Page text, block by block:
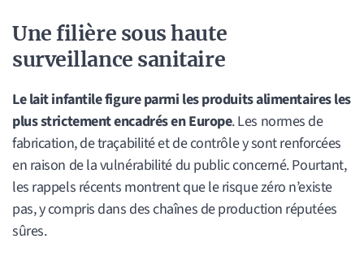
Une filière sous haute
surveillance sanitaire
Le lait infantile figure parmi les produits alimentaires les
plus strictement encadrés en Europe. Les normes de
fabrication, de traçabilité et de contrôle y sont renforcées
en raison de la vulnérabilité du public concerné. Pourtant,
les rappels récents montrent que le risque zéro n’existe
pas, y compris dans des chaînes de production réputées
sûres.